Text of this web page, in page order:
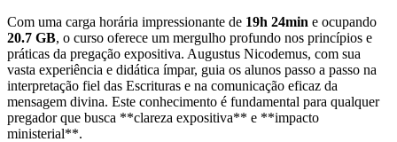
Com uma carga horária impressionante de 19h 24min e ocupando
20.7 GB, o curso oferece um mergulho profundo nos princípios e
práticas da pregação expositiva. Augustus Nicodemus, com sua
vasta experiência e didática ímpar, guia os alunos passo a passo na
interpretação fiel das Escrituras e na comunicação eficaz da
mensagem divina. Este conhecimento é fundamental para qualquer
pregador que busca **clareza expositiva** e **impacto
ministerial**.